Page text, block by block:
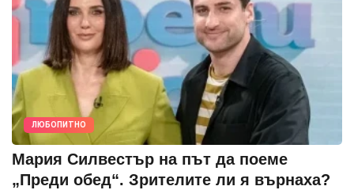
ЛЮБОПИТНО
Мария Силвестър на път да поеме
„Преди обед“. Зрителите ли я върнаха?